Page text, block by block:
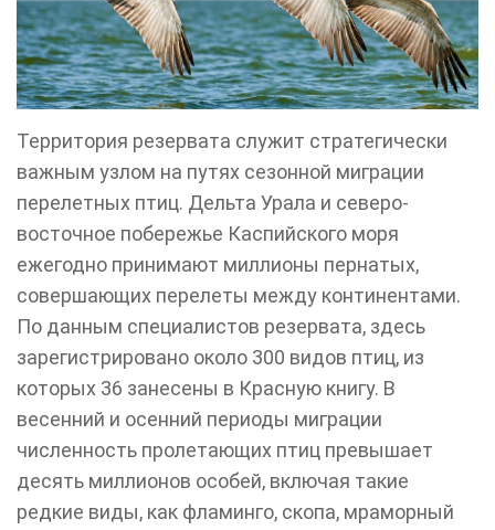
Территория резервата служит стратегически
важным узлом на путях сезонной миграции
перелетных птиц. Дельта Урала и северо-
восточное побережье Каспийского моря
ежегодно принимают миллионы пернатых,
совершающих перелеты между континентами.
По данным специалистов резервата, здесь
зарегистрировано около 300 видов птиц, из
которых 36 занесены в Красную книгу. В
весенний и осенний периоды миграции
численность пролетающих птиц превышает
десять миллионов особей, включая такие
редкие виды, как фламинго, скопа, мраморный